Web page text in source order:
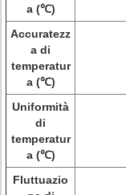
a (℃)
Accuratezz
a di
temperatur
a (℃)
Uniformità
di
temperatur
a (℃)
Fluttuazio